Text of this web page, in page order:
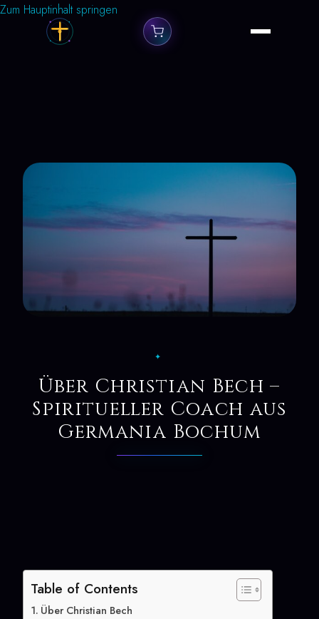
Zum Hauptinhalt springen
✦
Über Christian Bech –
Spiritueller Coach aus
Germania Bochum
Table of Contents
Über Christian Bech